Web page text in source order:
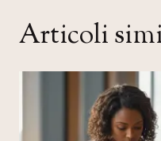
Articoli